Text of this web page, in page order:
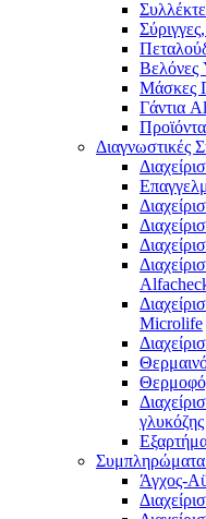
Βελόνες
Μάσκες
Γάντια
Διαγνωστικές
Microlife
Συμπληρώματα
Άγχος-